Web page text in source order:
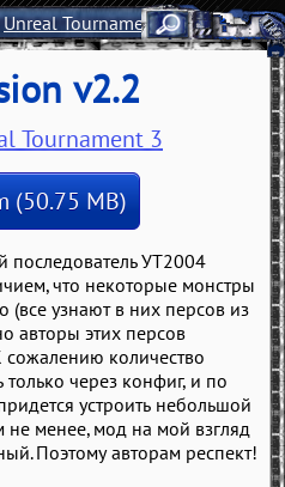
Unreal Tournament 3»Моды»
v2.2
Tournament 3
(50.75 MB)
УТ2004
что некоторые монстры
(все узнают в них персов из
авторы этих персов
сожалению количество
через конфиг, и по
устроить небольшой
менее, мод на мой взгляд
Поэтому авторам респект!